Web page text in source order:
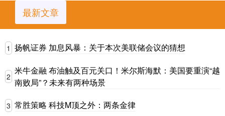
最新文章
1 扬帆证券 加息风暴：关于本次美联储会议的猜想
2
米牛金融 布油触及百元关口！米尔斯海默：美国要重演“越
南败局”？未来有两种场景
3 常胜策略 科技M顶之外：两条金律